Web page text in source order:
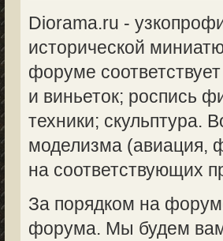
Diorama.ru -
исторической
форуме
и виньеток; роспись
техники; скульптура.
моделизма (авиация,
на соответствующих
За порядком на
форума. Мы будем вам